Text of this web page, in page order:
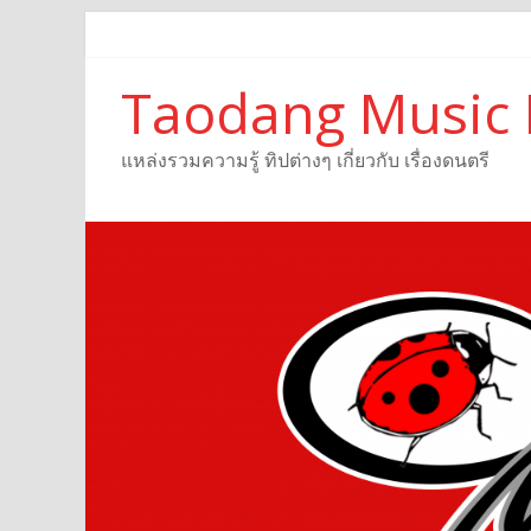
Taodang Music
แหล่งรวมความรู้ ทิปต่างๆ เกี่ยวกับ เรื่องดนตรี